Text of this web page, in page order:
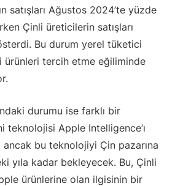
satışları Ağustos 2024’te yüzde
Çinli üreticilerin satışları
Bu durum yerel tüketici
ürünleri tercih etme eğiliminde
durumu ise farklı bir
teknolojisi Apple Intelligence’ı
ancak bu teknolojiyi Çin pazarına
yıla kadar bekleyecek. Bu, Çinli
ürünlerine olan ilgisinin bir